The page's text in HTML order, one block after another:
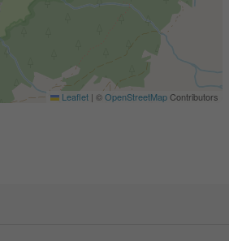
Leaflet | ©OpenStreetMapContributors